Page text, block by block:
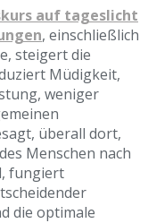
auf tageslicht
, einschließlich
steigert die
Müdigkeit,
weniger
überall dort,
Menschen nach
fungiert
die optimale